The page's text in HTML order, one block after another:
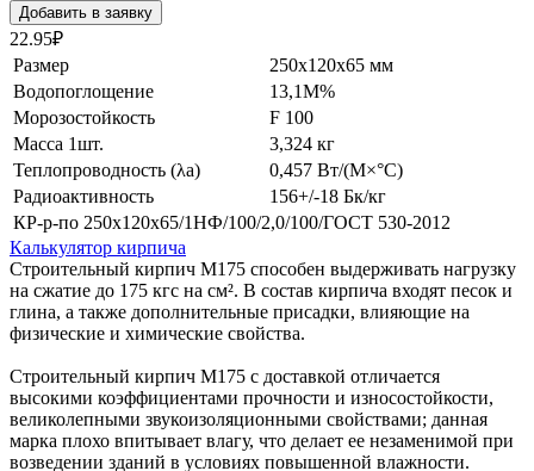
Добавить в заявку
22.95₽
Размер
250х120х65 мм
Водопоглощение
13,1М%
Морозостойкость
F 100
Масса 1шт.
3,324 кг
Теплопроводность (λa)
0,457 Вт/(М×°С)
Радиоактивность
156+/-18 Бк/кг
КР-р-по 250х120х65/1НФ/100/2,0/100/ГОСТ 530-2012
Калькулятор кирпича
Строительный кирпич М175 способен выдерживать нагрузку
на сжатие до 175 кгс на см². В состав кирпича входят песок и
глина, а также дополнительные присадки, влияющие на
физические и химические свойства.
Строительный кирпич М175 с доставкой отличается
высокими коэффициентами прочности и износостойкости,
великолепными звукоизоляционными свойствами; данная
марка плохо впитывает влагу, что делает ее незаменимой при
возведении зданий в условиях повышенной влажности.